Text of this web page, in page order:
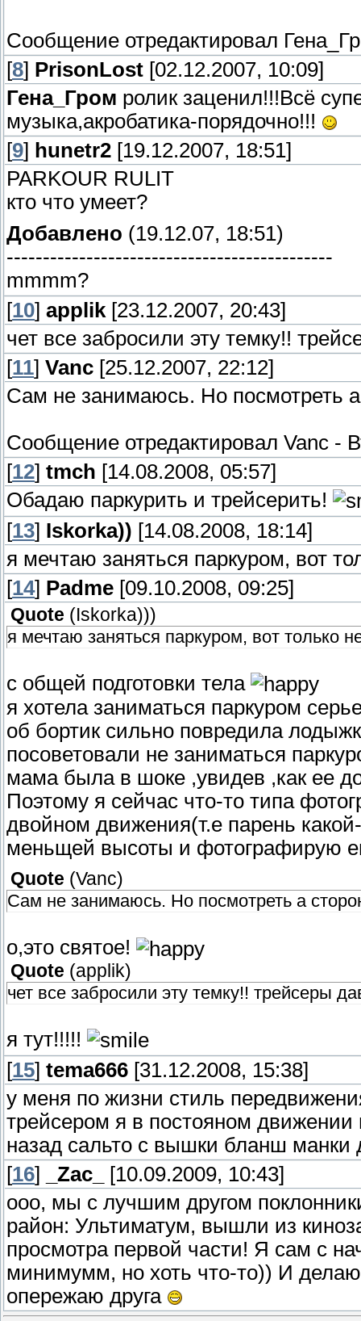
Сообщение отредактировал
[8] PrisonLost [02.12.2007, 10:09]
Гена_Гром ролик заценил!!!Всё
музыка,акробатика-порядочно!!!
[9] hunetr2 [19.12.2007, 18:51]
PARKOUR RULIT
кто что умеет?
Добавлено (19.12.07, 18:51)
---------------------------------------------
mmmm?
[10] applik [23.12.2007, 20:43]
чет все забросили эту темку!!
[11] Vanc [25.12.2007, 22:12]
Сам не занимаюсь. Но посмотреть а
Сообщение отредактировал Vanc -
[12] tmch [14.08.2008, 05:57]
Обадаю паркурить и трейсерить!
[13] Iskorka)) [14.08.2008, 18:14]
я мечтаю заняться паркуром, вот
[14] Padme [09.10.2008, 09:25]
Quote (Iskorka)))
я мечтаю заняться паркуром, вот только
с общей подготовки тела
я хотела заниматься паркуром
об бортик сильно повредила
посоветовали не заниматься
мама была в шоке ,увидев ,как ее
Поэтому я сейчас что-то типа
двойном движения(т.е парень
меньщей высоты и фотографирую
Quote (Vanc)
Сам не занимаюсь. Но посмотреть а
о,это святое!
Quote (applik)
чет все забросили эту темку!! трейсеры
я тут!!!!!
[15] tema666 [31.12.2008, 15:38]
у меня по жизни стиль
трейсером я в постояном
назад сальто с вышки бланш манки
[16] _Zac_
[10.09.2009, 10:43]
ооо, мы с лучшим другом
район: Ультиматум, вышли из
просмотра первой части! Я сам с
минимумм, но хоть что-то)) И
опережаю друга